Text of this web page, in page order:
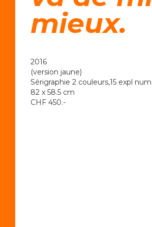
mieux.
2016
(version jaune)
Sérigraphie 2 couleurs,15 expl
82 x 58.5 cm
CHF 450.-